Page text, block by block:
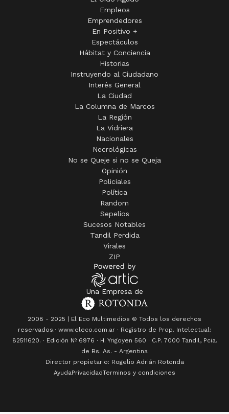
Emprendedores
En Positivo +
Espectáculos
Hábitat y Conciencia
Historias
Instruyendo al Ciudadano
La Ciudad
La Vidriera
Nacionales
No se Queje si no se Queja
Opinión
Policiales
Política
Random
Tandil Perdida
Una Empresa de
2008 - 2025 | El Eco Multimedios © Todos los derechos